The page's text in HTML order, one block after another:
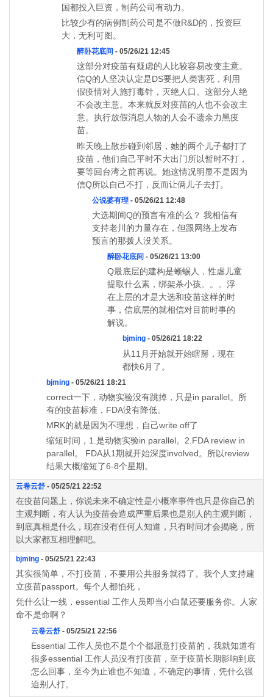
国都投入巨资，制药公司有动力。
比较少有的病例制药公司是不做R&D的，投资巨
大，无利可图。
醉卧花底间 - 05/26/21 12:45
这部分对疫苗有疑虑的人比较容易改变主意。
信Q的人坚决认定是DS要把人类害死，利用
假疫情对人施打毒针，灭绝人口。这部分人绝
不会改主意。本来就反对疫苗的人也不会改主
意。执行放假消息人物的人会不遗余力黑疫
苗。
昨天晚上散步碰到邻居，她的两个儿子都打了
疫苗，他们自己平时不大出门所以暂时不打，
要等回台湾之前再说。她这情况明显不是因为
信Q所以自己不打，反而让俩儿子去打。
公说婆有理 - 05/26/21 12:48
大选期间Q的预言有准的么？ 我相信有
支持老川的力量存在，但跟网络上发布
预言的那拨人没关系。
醉卧花底间 - 05/26/21 13:00
Q最底层的建构是蜥蜴人，性虐儿童
提取什么素，绑架杀小孩。。。浮
在上层的才是大选和疫苗这样的时
事，信底层的就相信对目前时事的
解说。
bjming - 05/26/21 18:22
从11月开始就开始瞎掰，现在
都快6月了。
bjming - 05/26/21 18:21
correct一下，动物实验没有跳掉，只是in parallel。所
有的疫苗标准，FDA没有降低。
MRK的就是因为不理想，自己write off了
缩短时间，1.是动物实验in parallel。2.FDA review in
parallel。 FDA从1期就开始深度involved。所以review
结果大概缩短了6-8个星期。
云卷云舒 - 05/25/21 22:52
在疫苗问题上，你说未来不确定性是小概率事件也只是你自己的
主观判断，有人认为疫苗会造成严重后果也是别人的主观判断，
到底真相是什么，现在没有任何人知道，只有时间才会揭晓，所
以大家都互相理解吧。
bjming - 05/25/21 22:43
其实很简单，不打疫苗，不要用公共服务就得了。我个人支持建
立疫苗passport。每个人都怕死，
凭什么让一线，essential 工作人员即当小白鼠还要服务你。人家
命不是命啊？
云卷云舒 - 05/25/21 22:56
Essential 工作人员也不是个个都愿意打疫苗的，我就知道有
很多essential 工作人员没有打疫苗，至于疫苗长期影响到底
怎么回事，至今为止谁也不知道，不确定的事情，凭什么强
迫别人打。